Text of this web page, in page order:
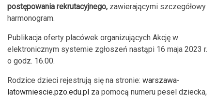
postępowania rekrutacyjnego, zawierającymi szczegółowy
harmonogram.
Publikacja oferty placówek organizujących Akcję w
elektronicznym systemie zgłoszeń nastąpi 16 maja 2023 r.
o godz. 16.00.
Rodzice dzieci rejestrują się na stronie: warszawa-
latowmiescie.pzo.edu.pl za pomocą numeru pesel dziecka,